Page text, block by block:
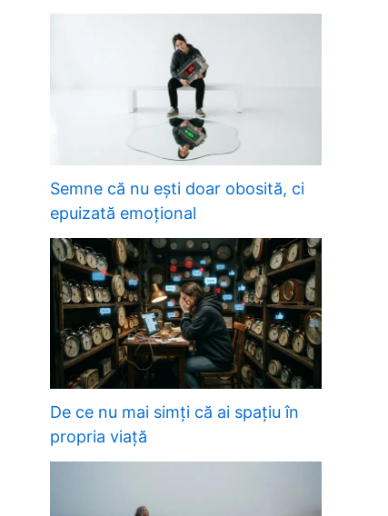
Semne că nu ești doar obosită, ci
epuizată emoțional
De ce nu mai simți că ai spațiu în
propria viață